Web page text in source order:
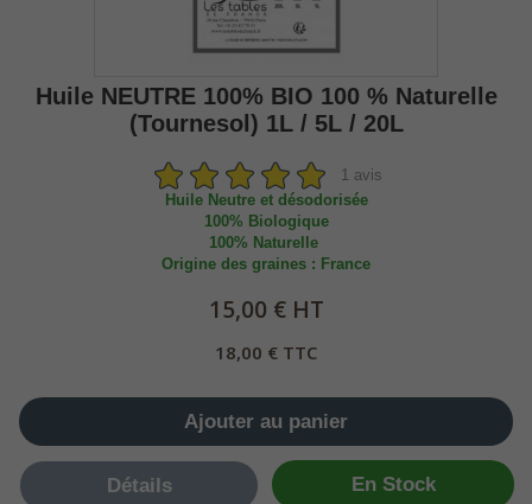
Huile NEUTRE 100% BIO 100 % Naturelle
(Tournesol) 1L / 5L / 20L
1 avis
Huile Neutre et désodorisée
100% Biologique
100% Naturelle
Origine des graines : France
15,00 € HT
18,00 € TTC
Ajouter au panier
Détails En Stock